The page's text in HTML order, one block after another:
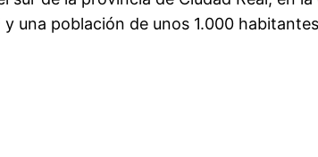
una población de unos 1.000